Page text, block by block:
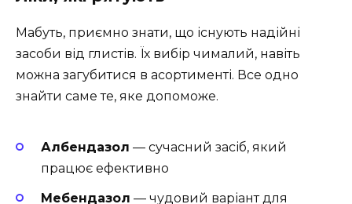
Мабуть, приємно знати, що існують надійні
засоби від глистів. Їх вибір чималий, навіть
можна загубитися в асортименті. Все одно
знайти саме те, яке допоможе.
Албендазол — сучасний засіб, який
працює ефективно
Мебендазол — чудовий варіант для